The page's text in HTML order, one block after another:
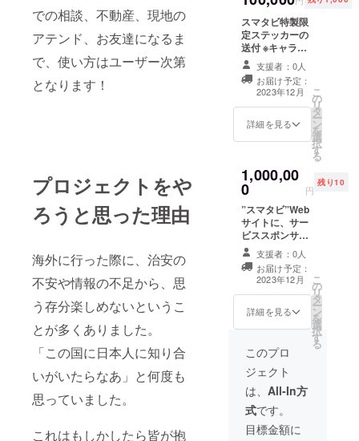
での相談、不動産、現地の
アテンド、お友達になるま
で、使い方はユーザー次第
となります！
プロジェクトをや
ろうと思った理由
海外に行った際に、治安の
不安や情報の不足から、思
う存分楽しめないというこ
とが多くありました。
「この国に日本人に知り合
いがいたらなあ」と何度も
思っていました。
これはもしかしたら皆が抱
ジの中に、上記
の情報をのせさ
せていただきま
す。 ※支援時、
必ず備考欄に掲
載を希望される
ご所属（イニ
シャル可）、お
ル可）、支援理
由をご記入くだ
スマタビ特製限
定ステッカーの
送付 ※キャラデ
ザ未定 ※限定販
売で今後販売予
定一切無し ・
数量：1 ・商
品サイズ：
5cm×5cm程度
ロゴ
支援者：0人
お届け予定：
2023年12月
詳細を見る
こ
の
リ
タ
ー
ン
を
選
択
す
る
1,000,00
0 円
残り10
”スマタビ”Web
サイトに、サー
ビススポンサー
としてご所属
（イニシャル
可）、お名前
（イニシャル
可）、お写真
（任意）と支援
きます。 近い将
来多くのユー
ザー数を見込ん
でいるため、ご
自身の活動実績
のご宣伝に活用
ください。 1.掲
支援者：0人
お届け予定：
2023年12月
詳細を見る
こ
の
リ
タ
ー
ン
を
選
択
す
る
このプロ
ジェクト
は、 All-In方
式です。
目標金額に